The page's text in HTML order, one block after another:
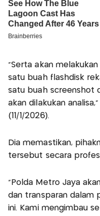
“Serta akan
satu buah flashdisk
satu buah screenshot
akan dilakukan
(11/1/2026).
Dia memastikan,
tersebut secara
"Polda Metro Jaya
dan transparan dalam
ini. Kami mengimbau